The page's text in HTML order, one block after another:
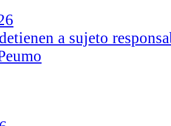
a sujeto